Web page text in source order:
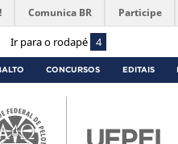
Ir para o rodapé 4
Comunica BR Participe
CONCURSOS EDITAIS